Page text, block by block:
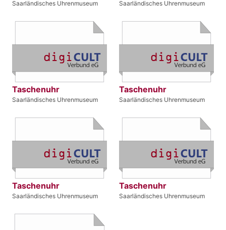
Saarländisches Uhrenmuseum Saarländisches Uhrenmuseum
Taschenuhr
Saarländisches Uhrenmuseum
Taschenuhr
Saarländisches Uhrenmuseum
Taschenuhr
Saarländisches Uhrenmuseum
Taschenuhr
Saarländisches Uhrenmuseum